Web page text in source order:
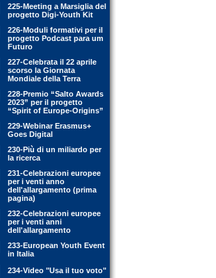
225-Meeting a Marsiglia del
progetto Digi-Youth Kit
226-Moduli formativi per il
progetto Podcast para um
Futuro
227-Celebrata il 22 aprile
scorso la Giornata
Mondiale della Terra
228-Premio “Salto Awards
2023” per il progetto
“Spirit of Europe-Origins”
229-Webinar Erasmus+
Goes Digital
230-Più di un miliardo per
la ricerca
231-Celebrazioni europee
per i venti anno
dell'allargamento (prima
pagina)
232-Celebrazioni europee
per i venti anni
dell'allargamento
233-European Youth Event
in Italia
234-Video "Usa il tuo voto"